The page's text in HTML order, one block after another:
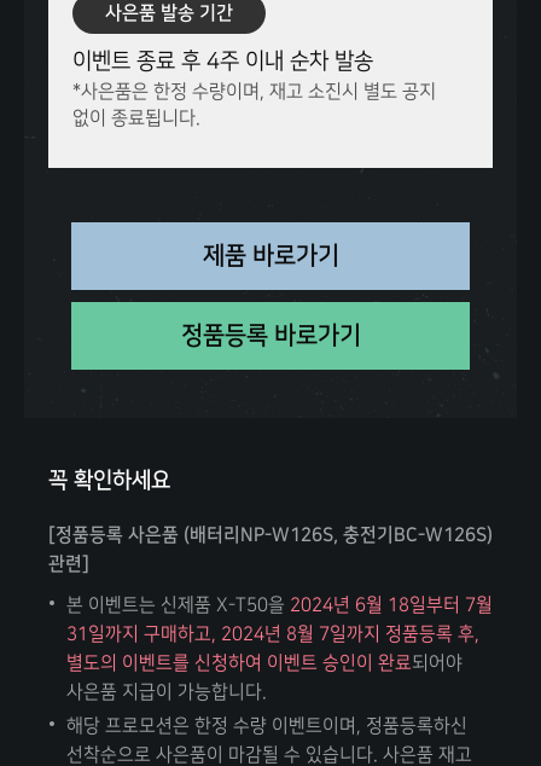
사은품 발송 기간
이벤트 종료 후 4주 이내 순차 발송
*사은품은 한정 수량이며, 재고 소진시 별도 공지
없이 종료됩니다.
제품 바로가기
정품등록 바로가기
꼭 확인하세요
[정품등록 사은품 (배터리NP-W126S, 충전기BC-W126S)
관련]
본 이벤트는 신제품 X-T50을 2024년 6월 18일부터 7월
31일까지 구매하고, 2024년 8월 7일까지 정품등록 후,
별도의 이벤트를 신청하여 이벤트 승인이 완료되어야
사은품 지급이 가능합니다.
해당 프로모션은 한정 수량 이벤트이며, 정품등록하신
선착순으로 사은품이 마감될 수 있습니다. 사은품 재고